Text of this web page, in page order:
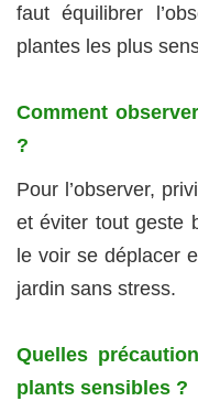
faut équilibrer
plantes les plus
Comment
?
Pour l’observer,
et éviter tout geste
le voir se déplacer
jardin sans stress.
Quelles
plants sensibles ?